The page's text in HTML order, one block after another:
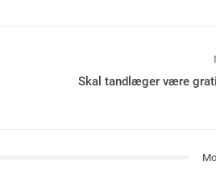
Skal tandlæger være